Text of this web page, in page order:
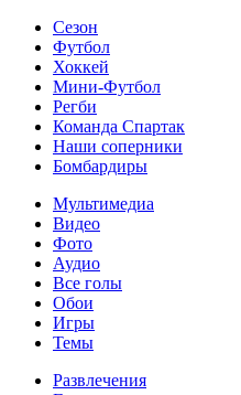
Сезон
Футбол
Хоккей
Мини-Футбол
Регби
Команда Спартак
Наши соперники
Бомбардиры
Мультимедиа
Видео
Фото
Аудио
Все голы
Обои
Игры
Темы
Развлечения